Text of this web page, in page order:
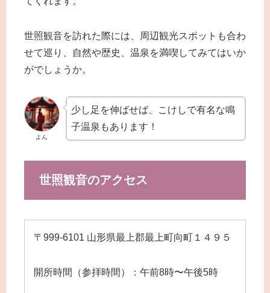
世照観音を訪れた際には、周辺観光スポットも合わ
せて巡り、自然や歴史、温泉を満喫してみてはいか
がでしょうか。
よん
少し足を伸ばせば、こけしで有名な鳴
子温泉もあります！
世照観音のアクセス
〒999-6101 山形県最上郡最上町向町１４９５
開所時間（参拝時間）：午前8時〜午後5時